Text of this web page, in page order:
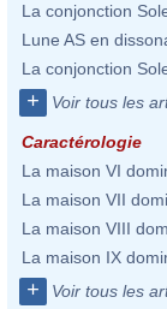
La conjonction
Lune AS en
La conjonction
+ Voir tous les
Caractérologie
La maison VI
La maison VII
La maison VIII
La maison IX
+ Voir tous les